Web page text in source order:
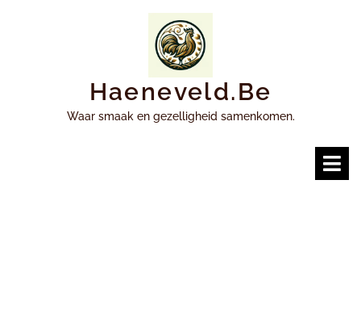
Haeneveld.be
Waar smaak en gezelligheid samenkomen.